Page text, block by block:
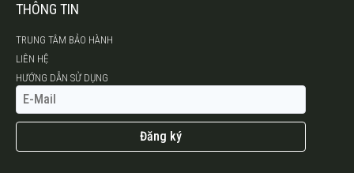
THÔNG TIN
TRUNG TÂM BẢO HÀNH
LIÊN HỆ
HƯỚNG DẪN SỬ DỤNG
Đăng ký